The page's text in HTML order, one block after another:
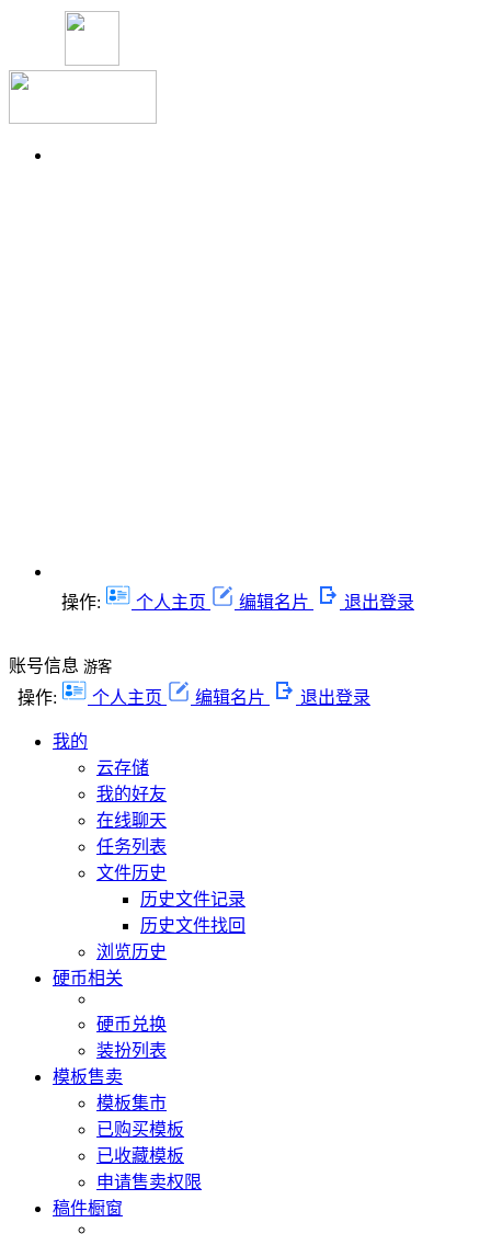
操作: 个人主页 编辑名片 退出登录
账号信息 游客
操作: 个人主页 编辑名片 退出登录
我的
云存储
我的好友
在线聊天
任务列表
文件历史
历史文件记录
历史文件找回
浏览历史
硬币相关
硬币兑换
装扮列表
模板售卖
模板集市
已购买模板
已收藏模板
申请售卖权限
稿件橱窗